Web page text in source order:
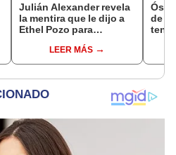
Julián Alexander revela
la mentira que le dijo a
Ethel Pozo para
hubiéramos salido”
LEER MÁS
de